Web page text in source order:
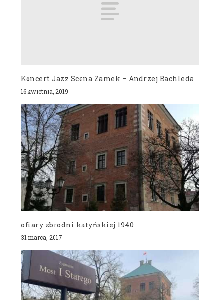
Koncert Jazz Scena Zamek – Andrzej Bachleda
16 kwietnia, 2019
ofiary zbrodni katyńskiej 1940
31 marca, 2017